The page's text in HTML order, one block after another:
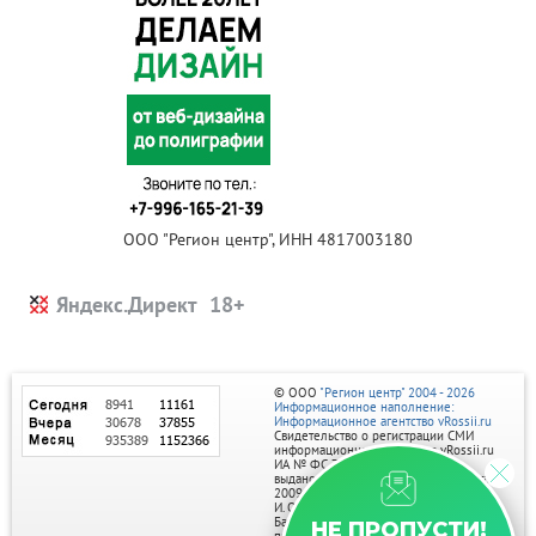
ООО "Регион центр", ИНН 4817003180
Яндекс.Директ
НЕ ПРОПУСТИ!
© ООО "Регион центр" 2004 - 2026
Информационное наполнение:
Информационное агентство vRossii.ru
Свидетельство о регистрации СМИ
информационного агентства vRossii.ru
ИА № ФС 77‑35502
выдано РОСКОМНАДЗОРом 04 марта
2009г.
И. О. Главного редактора Нарыков А. Н.
Баннеры на портале размещаются на